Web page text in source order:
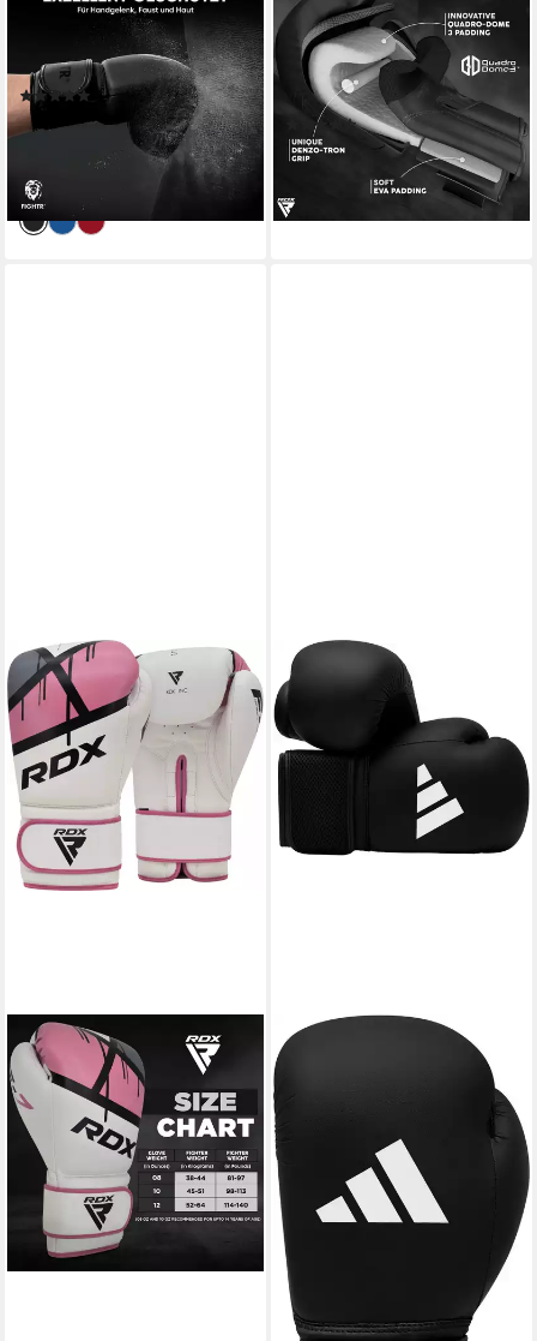
Kinderboxhandschuhe aus
Kunstleder für Training &
Kampfsport
(2)
34,90 € UVP
39,90 €
(34,90 €/ 1 Paar)
lieferbar - in 2-3 Werktagen bei dir
Boxhandschuhe RDX
Boxhandschuhe, Muay Thai
Kickboxing Sparring, Punching
Handschuhe
(17)
42,99 €
lieferbar - in 2-3 Werktagen bei dir